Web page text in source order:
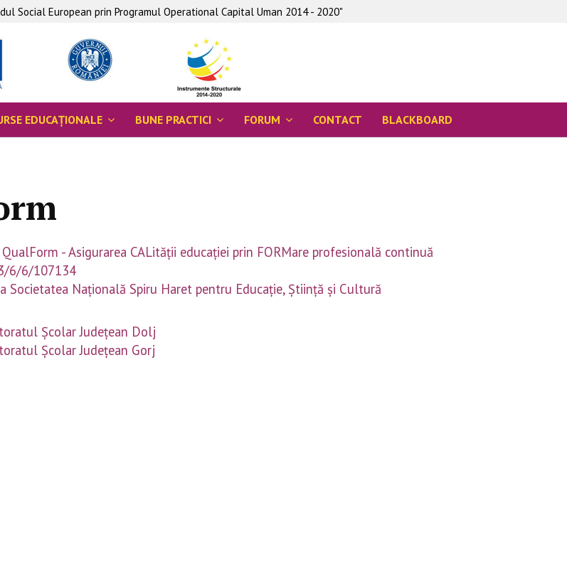
Social European prin Programul Operational Capital Uman 2014 - 2020"
EDUCAŢIONALE BUNE PRACTICI FORUM CONTACT BLACKBOARD
QualForm - Asigurarea CALității educației prin FORMare profesională continuă
6/6/107134
Societatea Naţională Spiru Haret pentru Educaţie, Ştiinţă şi Cultură
Şcolar Judeţean Dolj
Şcolar Judeţean Gorj